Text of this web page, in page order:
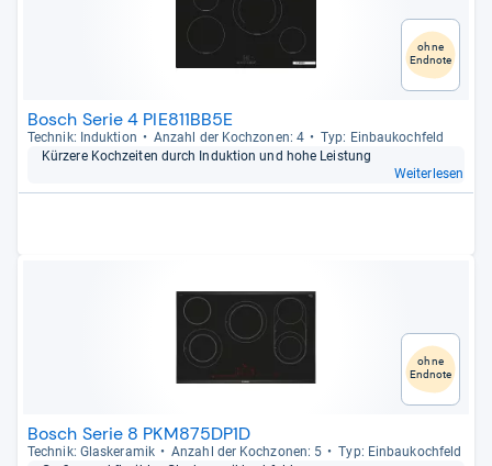
ohne
Endnote
Bosch Serie 4 PIE811BB5E
Tech­nik: Induk­tion Anzahl der Koch­zo­nen: 4
Typ: Ein­bau­koch­feld
Kür­zere Koch­zei­ten durch Induk­tion und hohe Leis­tung
Weiterlesen
ohne
Endnote
Bosch Serie 8 PKM875DP1D
Tech­nik: Glas­ke­ra­mik Anzahl der Koch­zo­nen: 5
Typ: Ein­bau­koch­feld